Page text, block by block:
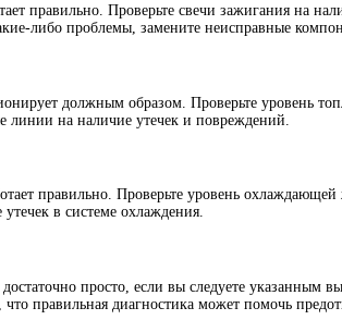
правильно. Проверьте свечи зажигания на
либо проблемы, замените неисправные
должным образом. Проверьте уровень
линии на наличие утечек и повреждений.
правильно. Проверьте уровень
в системе охлаждения.
просто, если вы следуете
правильная диагностика может помочь